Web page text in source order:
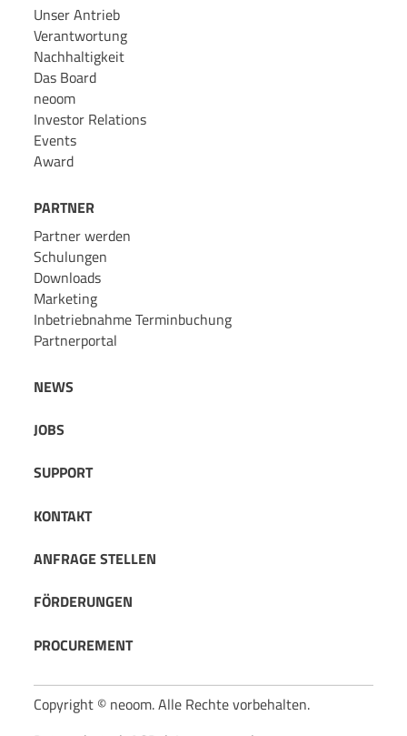
Unser Antrieb
Verantwortung
Nachhaltigkeit
Das Board
neoom
Investor Relations
Events
Award
PARTNER
Partner werden
Schulungen
Downloads
Marketing
Inbetriebnahme Terminbuchung
Partnerportal
NEWS
JOBS
SUPPORT
KONTAKT
ANFRAGE STELLEN
FÖRDERUNGEN
PROCUREMENT
Copyright © neoom. Alle Rechte vorbehalten.